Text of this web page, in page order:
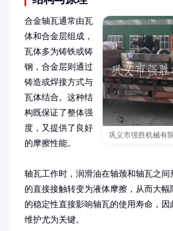
巩义市强胜机械有
合金轴瓦通常由瓦
体和合金层组成，
瓦体多为铸铁或铸
钢，合金层则通过
铸造或焊接方式与
瓦体结合。这种结
构既保证了整体强
度，又提供了良好
的摩擦性能。
轴瓦工作时，润滑油在轴颈和轴瓦之间
的直接接触转变为液体摩擦，从而大
的稳定性直接影响轴瓦的使用寿命，因
维护尤为关键。